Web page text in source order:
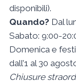
disponibili).
Quando? Dal
Sabato: 9:00-
Domenica e
dall’1 al 30
Chiusure